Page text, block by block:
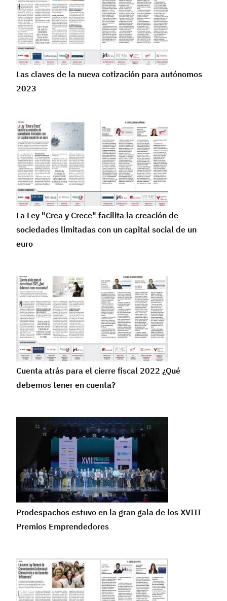
Las claves de la nueva cotización para autónomos
2023
La Ley "Crea y Crece" facilita la creación de
sociedades limitadas con un capital social de un
euro
Cuenta atrás para el cierre fiscal 2022 ¿Qué
debemos tener en cuenta?
Prodespachos estuvo en la gran gala de los XVIII
Premios Emprendedores